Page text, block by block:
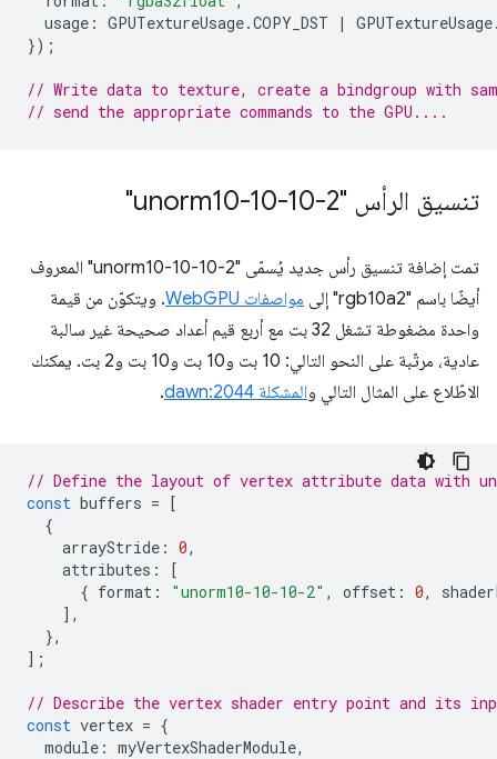
usage : GPUTextureUsage.COPY_DST | GPUTextureUsage
});
// Write data to texture, create a bindgroup with
// send the appropriate commands to the GPU....
تنسيق الرأس "unorm10-10-10-2"
تمت إضافة تنسيق رأس جديد يُسمّى "unorm10-10-10-2" المعروف
أيضًا باسم "rgb10a2" إلى
مواصفات WebGPU
. ويتكوّن من قيمة
واحدة مضغوطة تشغل 32 بت مع أربع قيم أعداد صحيحة غير سالبة
عادية، مرتّبة على النحو التالي: 10 بت و10 بت و10 بت و2 بت. يمكنك
الاطّلاع على المثال التالي والمشكلة dawn:2044 .
// Define the layout of vertex attribute data with
const buffers = [
{
arrayStride : 0,
attributes :
[
{ format : "unorm10-10-10-2" , offset : 0,
],
},
];
// Describe the vertex shader entry point and its
const vertex = {
module : myVertexShaderModule,